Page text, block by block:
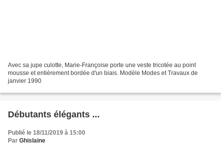
Avec sa jupe culotte, Marie-Françoise porte une veste tricotée au point
mousse et entièrement bordée d'un biais. Modèle Modes et Travaux de
janvier 1990
Débutants élégants ...
Publié le 18/11/2019 à 15:00
Par Ghislaine